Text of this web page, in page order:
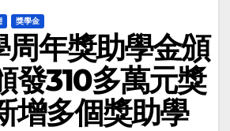
獎學金
周年獎助學金頒
發310多萬元獎
增多個獎助學